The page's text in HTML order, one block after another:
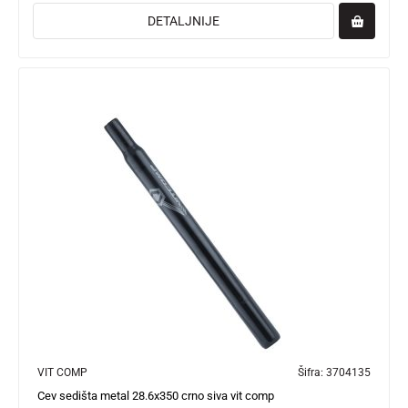
DETALJNIJE
VIT COMP Šifra: 3704135
Cev sedišta metal 28.6x350 crno siva vit comp